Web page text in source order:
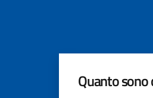
Quanto sono